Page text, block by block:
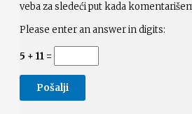
veba za sledeći put kada
Please enter an answer in digits:
5 + 11 =